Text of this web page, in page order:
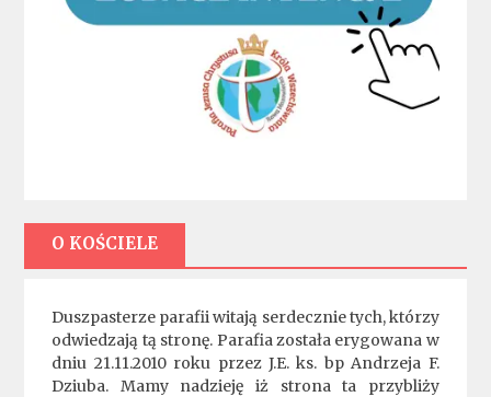
O KOŚCIELE
Duszpasterze parafii witają serdecznie tych, którzy
odwiedzają tą stronę. Parafia została erygowana w
dniu 21.11.2010 roku przez J.E. ks. bp Andrzeja F.
Dziuba. Mamy nadzieję iż strona ta przybliży